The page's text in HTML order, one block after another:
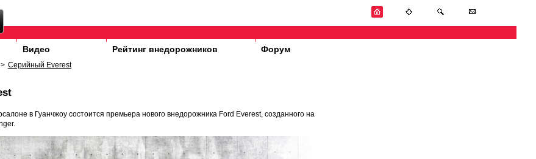
Видео Рейтинг внедорожников Форум
> Серийный Everest
в Гуанчжоу состоится премьера нового внедорожника Ford Everest, созданного на